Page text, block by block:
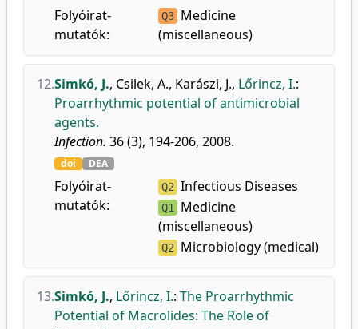
Folyóirat-
mutatók:
Q3 Medicine
(miscellaneous)
12.Simkó, J., Csilek, A., Karászi, J., Lőrincz, I.:
Proarrhythmic potential of antimicrobial
agents.
Infection. 36 (3), 194-206, 2008.
doi DEA
Folyóirat-
mutatók:
Q2 Infectious Diseases
Q1
Medicine
(miscellaneous)
Q2 Microbiology (medical)
13.Simkó, J., Lőrincz, I.: The Proarrhythmic
Potential of Macrolides: The Role of